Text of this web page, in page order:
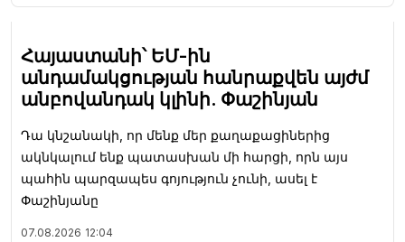
Հայաստանի՝ ԵՄ-ին
անդամակցության հանրաքվեն այժմ
անբովանդակ կլինի. Փաշինյան
Դա կնշանակի, որ մենք մեր քաղաքացիներից
ակնկալում ենք պատասխան մի հարցի, որն այս
պահին պարզապես գոյություն չունի, ասել է
Փաշինյանը
07.08.2026 12:04